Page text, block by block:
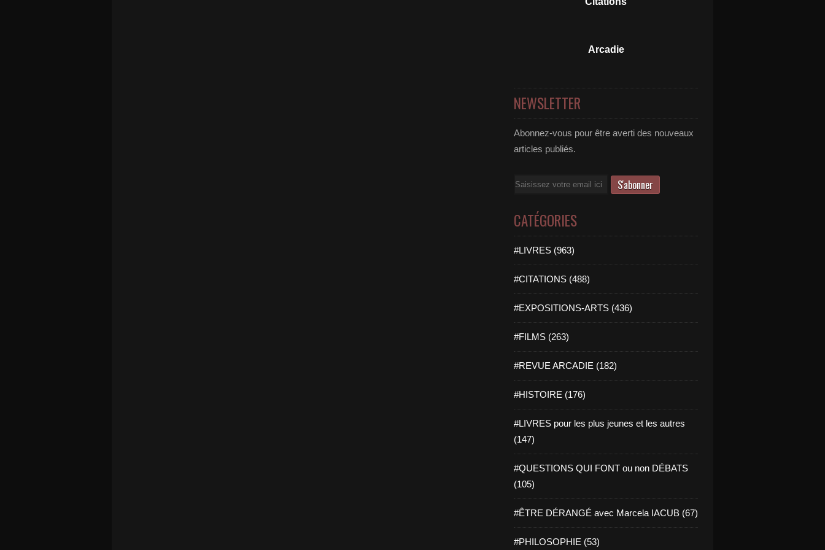
Arcadie
NEWSLETTER
Abonnez-vous pour être averti des nouveaux
articles publiés.
Email
CATÉGORIES
#LIVRES (963)
#CITATIONS (488)
#EXPOSITIONS-ARTS (436)
#FILMS (263)
#REVUE ARCADIE (182)
#HISTOIRE (176)
#LIVRES pour les plus jeunes et les autres
(147)
#QUESTIONS QUI FONT ou non DÉBATS
(105)
#ÊTRE DÉRANGÉ avec Marcela IACUB (67)
#PHILOSOPHIE (53)